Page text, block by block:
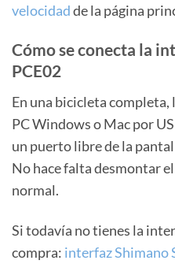
velocidadde la página
Cómo se conecta la
PCE02
En una bicicleta completa,
PC Windows o Mac por
un puerto libre de la
No hace falta desmontar
normal.
Si todavía no tienes la
compra: interfaz Shimano